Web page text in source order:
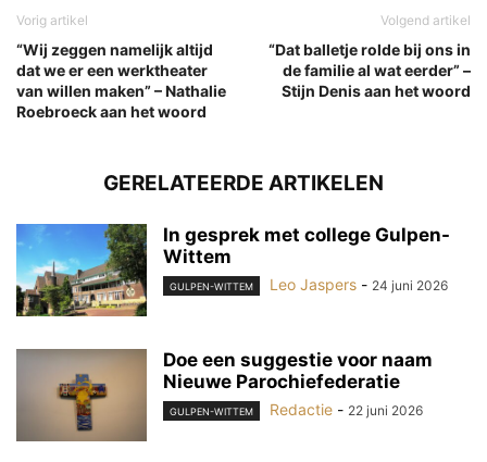
Vorig artikel
“Wij zeggen namelijk altijd
dat we er een werktheater
van willen maken” – Nathalie
Roebroeck aan het woord
Volgend artikel
“Dat balletje rolde bij ons in
de familie al wat eerder” –
Stijn Denis aan het woord
GERELATEERDE ARTIKELEN
In gesprek met college Gulpen-
Wittem
GULPEN-WITTEM Leo Jaspers - 24 juni 2026
Doe een suggestie voor naam
Nieuwe Parochiefederatie
GULPEN-WITTEM Redactie - 22 juni 2026